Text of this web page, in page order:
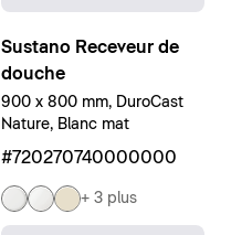
Sustano Receveur de
douche
900 x 800 mm, DuroCast
Nature, Blanc mat
#720270740000000
+ 3 plus